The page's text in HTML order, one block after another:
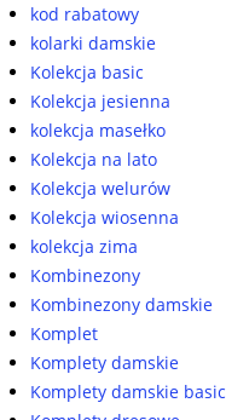
kod rabatowy
kolarki damskie
Kolekcja basic
Kolekcja jesienna
kolekcja masełko
Kolekcja na lato
Kolekcja welurów
Kolekcja wiosenna
kolekcja zima
Kombinezony
Kombinezony damskie
Komplet
Komplety damskie
Komplety damskie basic